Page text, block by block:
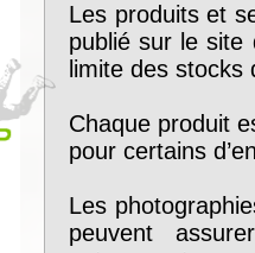
Les produits et
publié sur le site
limite des stocks
Chaque produit
pour certains
Les
peuvent